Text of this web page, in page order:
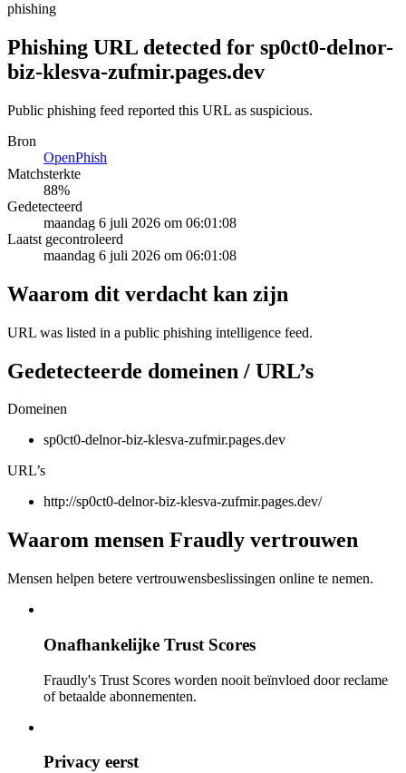
phishing
Phishing URL detected for sp0ct0-delnor-
biz-klesva-zufmir.pages.dev
Public phishing feed reported this URL as suspicious.
Bron
OpenPhish
Matchsterkte
88%
Gedetecteerd
maandag 6 juli 2026 om 06:01:08
Laatst gecontroleerd
maandag 6 juli 2026 om 06:01:08
Waarom dit verdacht kan zijn
URL was listed in a public phishing intelligence feed.
Gedetecteerde domeinen / URL’s
Domeinen
sp0ct0-delnor-biz-klesva-zufmir.pages.dev
URL’s
http://sp0ct0-delnor-biz-klesva-zufmir.pages.dev/
Waarom mensen Fraudly vertrouwen
Mensen helpen betere vertrouwensbeslissingen online te nemen.
Onafhankelijke Trust Scores
Fraudly's Trust Scores worden nooit beïnvloed door reclame
of betaalde abonnementen.
Privacy eerst